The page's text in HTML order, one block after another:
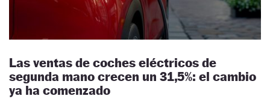
Las ventas de coches eléctricos de
segunda mano crecen un 31,5%: el cambio
ya ha comenzado